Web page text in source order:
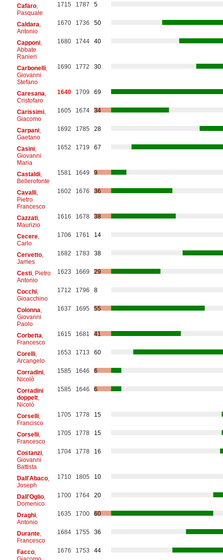
Cafaro,
Pasquale
1715 1787 5
Caldara
Antonio
1670 1736 50
Capponi,
Abbate
Ranieri
1680 1744 40
Carbonelli,
Giovanni
Stefano
1690 1772 30
Caresana
Cristofaro
1640 1709 69
Carissimi,
Giacomo
1605 1674 34
Carpani,
Gaetano
1692 1785 28
Casini,
Giovanni
Maria
1652 1719 67
Castaldi,
Bellerofonte
1581 1649 9
Cavalli,
Pietro
Francesco
1602 1676 36
Cazzati,
Maurizio
1616 1678 38
Cecere,
Carlo
1706 1761 14
Cervetto,
James
1682 1783 38
Cesti, Pietro
Antonio
1623 1669 29
Cocchi,
Gioacchino
1712 1796 8
Colonna
Giovanni
Paolo
1637 1695 55
Corbetta
Francesco
1615 1681 41
Corelli,
Arcangelo
1653 1713 60
Corradini,
Nicolò
1585 1646 6
Corradini
doppelt,
Nicolò
1585 1646 6
Corselli,
Francisco
1705 1778 15
Corselli,
Francesco
1705 1778 15
Costanzi,
Giovanni
Battista
1704 1778 16
Dall'Abaco,
Joseph
1710 1805 10
Dall'Oglio,
Domenico
1700 1764 20
Draghi,
Antonio
1635 1700 60
Durante,
Francesco
1684 1755 36
Facco,
1676 1753 44